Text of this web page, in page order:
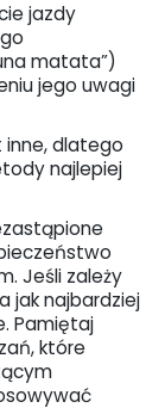
jazdy
matata”)
jego uwagi
inne, dlatego
najlepiej
Jeśli zależy
jak najbardziej
Pamiętaj
które